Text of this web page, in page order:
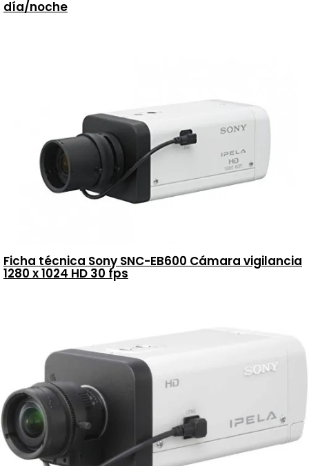
día/noche
Ficha técnica Sony SNC-EB600 Cámara vigilancia
1280 x 1024 HD 30 fps